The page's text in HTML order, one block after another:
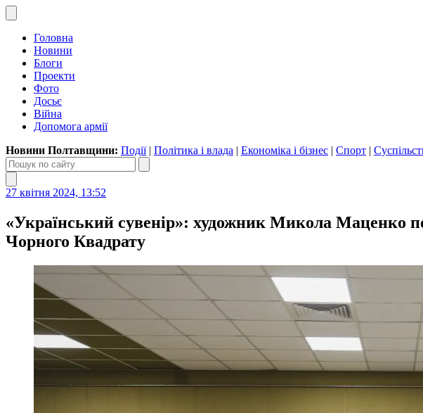
Головна
Новини
Блоги
Проекти
Фото
Досьє
Війна
Допомога армії
Новини Полтавщини: Події| Політика і влада | Економіка і бізнес | Спорт |
27 квітня 2024, 13:52
«Український сувенір»: художник Микола Маценко
Чорного Квадрату